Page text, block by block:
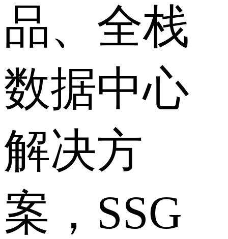
品、全栈
数据中心
解决方
案，SSG